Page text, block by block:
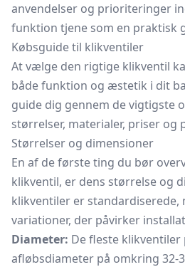
anvendelser og prioriteringer
funktion tjene som en praktisk
Købsguide til klikventiler
At vælge den rigtige klikventil
både funktion og æstetik i dit
guide dig gennem de vigtigste
størrelser, materialer, priser og
Størrelser og dimensioner
En af de første ting du bør
klikventil, er dens størrelse og
klikventiler er standardiserede,
variationer, der påvirker
Diameter: De fleste
afløbsdiameter på omkring 32-